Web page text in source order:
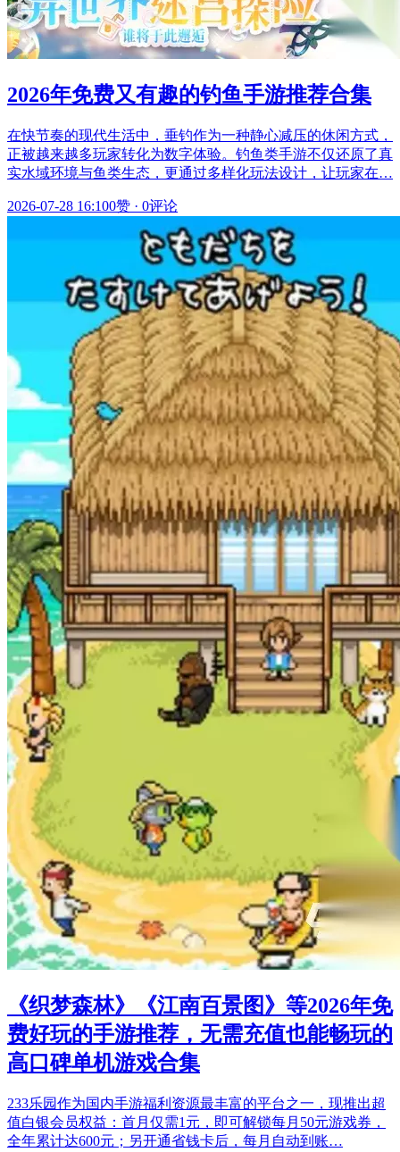
2026年免费又有趣的钓鱼手游推荐合集
在快节奏的现代生活中，垂钓作为一种静心减压的休闲方式，
正被越来越多玩家转化为数字体验。钓鱼类手游不仅还原了真
实水域环境与鱼类生态，更通过多样化玩法设计，让玩家在…
2026-07-28 16:100赞 · 0评论
《织梦森林》《江南百景图》等2026年免
费好玩的手游推荐，无需充值也能畅玩的
高口碑单机游戏合集
233乐园作为国内手游福利资源最丰富的平台之一，现推出超
值白银会员权益：首月仅需1元，即可解锁每月50元游戏券，
全年累计达600元；另开通省钱卡后，每月自动到账…